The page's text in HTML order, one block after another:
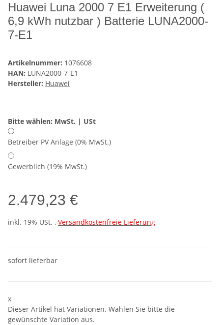
Huawei Luna 2000 7 E1 Erweiterung (
6,9 kWh nutzbar ) Batterie LUNA2000-
7-E1
Artikelnummer: 1076608
HAN: LUNA2000-7-E1
Hersteller: Huawei
Bitte wählen: MwSt. | USt
Betreiber PV Anlage (0% MwSt.)
Gewerblich (19% MwSt.)
2.479,23 €
inkl. 19% USt. , Versandkostenfreie Lieferung
sofort lieferbar
x
Dieser Artikel hat Variationen. Wählen Sie bitte die
gewünschte Variation aus.